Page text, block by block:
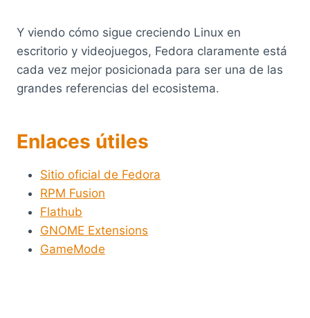
Y viendo cómo sigue creciendo Linux en
escritorio y videojuegos, Fedora claramente está
cada vez mejor posicionada para ser una de las
grandes referencias del ecosistema.
Enlaces útiles
Sitio oficial de Fedora
RPM Fusion
Flathub
GNOME Extensions
GameMode